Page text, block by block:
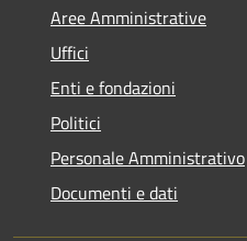
Aree Amministrative
Uffici
Enti e fondazioni
Politici
Personale Amministrativo
Documenti e dati